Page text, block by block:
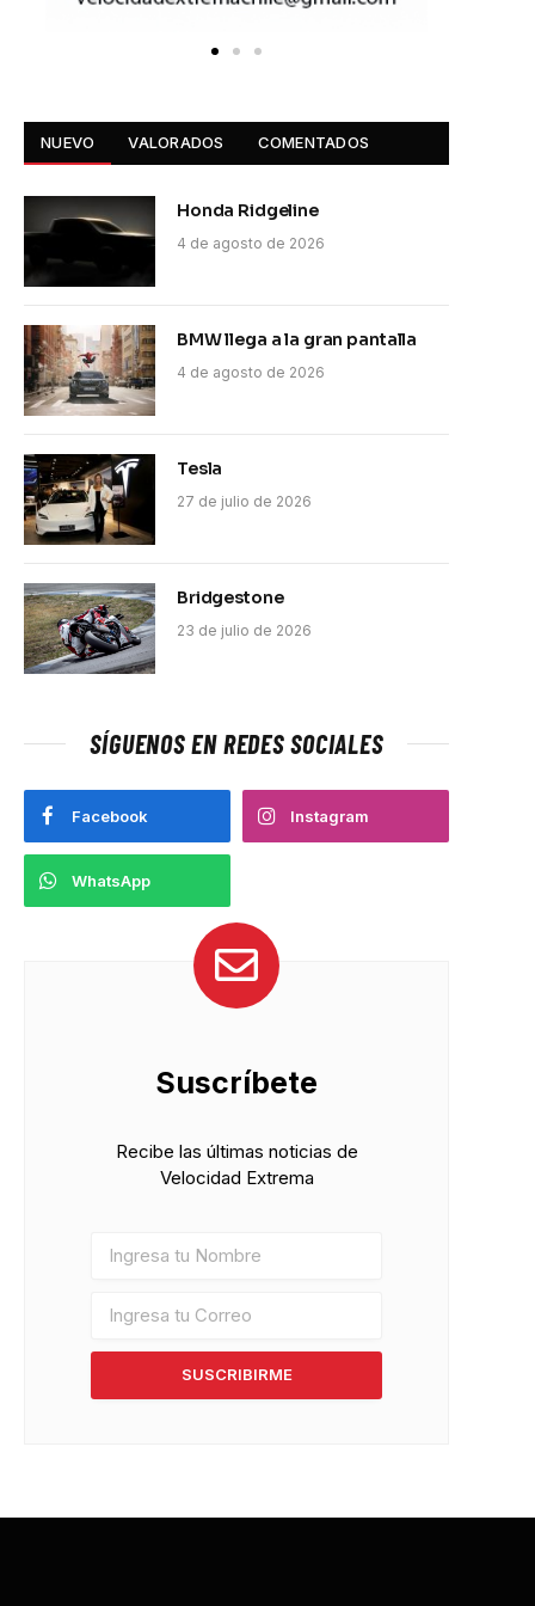
NUEVO VALORADOS COMENTADOS
Honda Ridgeline
4 de agosto de 2026
BMW llega a la gran pantalla
4 de agosto de 2026
Tesla
27 de julio de 2026
Bridgestone
23 de julio de 2026
SÍGUENOS EN REDES SOCIALES
Facebook Instagram
WhatsApp
Suscríbete
Recibe las últimas noticias de
Velocidad Extrema
SUSCRIBIRME